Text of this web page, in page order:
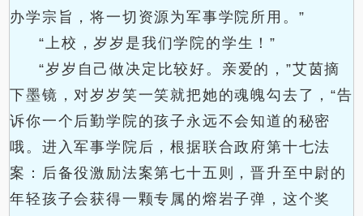
办学宗旨，将一切资源为军事学院所用。”
“上校，岁岁是我们学院的学生！”
“岁岁自己做决定比较好。亲爱的，”艾茵摘
下墨镜，对岁岁笑一笑就把她的魂魄勾去了，“告
诉你一个后勤学院的孩子永远不会知道的秘密
哦。进入军事学院后，根据联合政府第十七法
案：后备役激励法案第七十五则，晋升至中尉的
年轻孩子会获得一颗专属的熔岩子弹，这个奖